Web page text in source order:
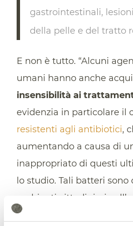
gastrointestinali,
della pelle e del tratto
E non è tutto. “Alcuni
umani hanno anche
insensibilità ai
evidenzia in particolare il
resistenti agli antibiotici,
aumentando a causa di
inappropriato di questi
lo studio. Tali batteri sono
ambienti cittadini, sia
chiuso. “È importante